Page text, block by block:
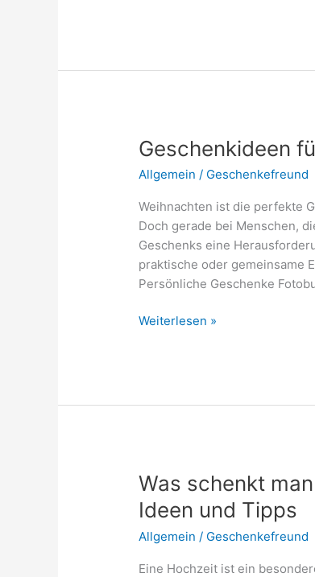
für
passende
Geschenke
Geschenkideen
Allgemein / Geschenkefreund
Weihnachten ist die perfekte
Doch gerade bei Menschen,
Geschenks eine
praktische oder gemeinsame
Persönliche Geschenke
Geschenkideen
Weiterlesen »
Was schenkt
Ideen und Tipps
Allgemein / Geschenkefreund
Eine Hochzeit ist ein